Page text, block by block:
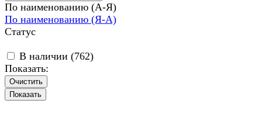
По наименованию (А-Я)
По наименованию (Я-А)
Статус
В наличии (762)
Показать:
Очистить